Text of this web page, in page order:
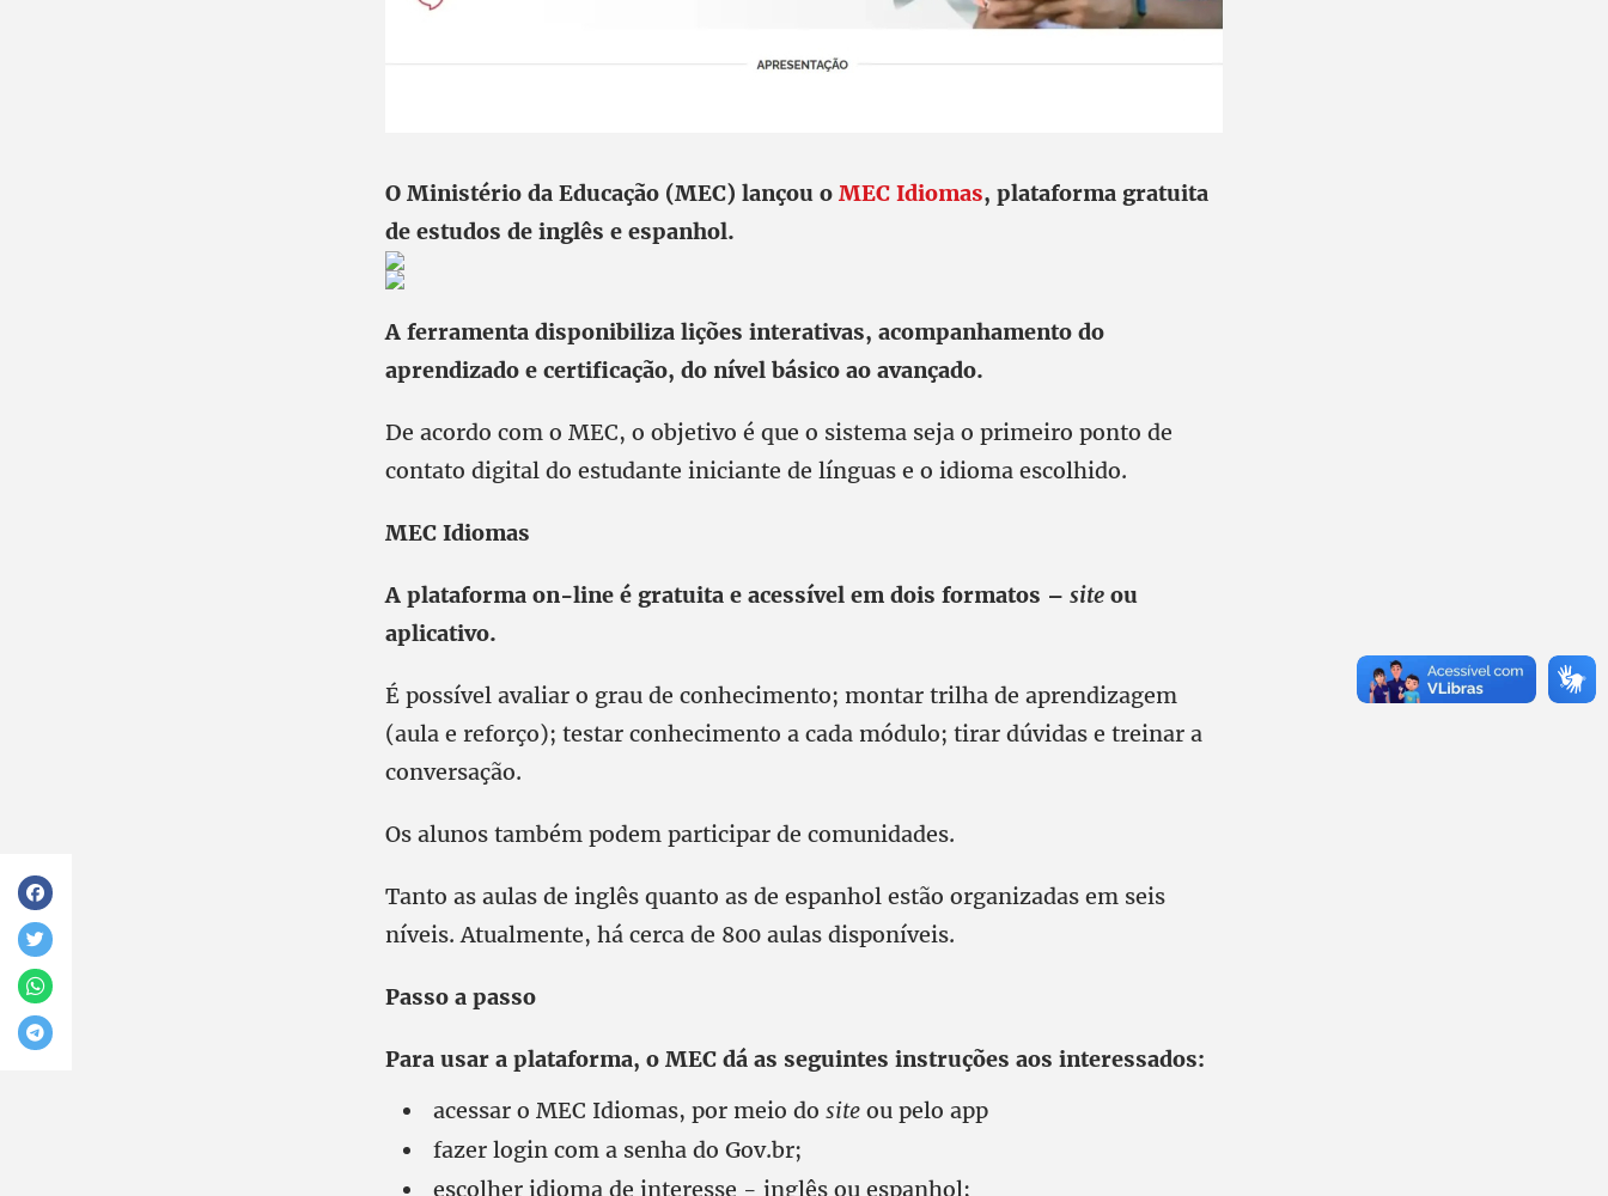
O Ministério da Educação (MEC) lançou o MEC Idiomas, plataforma gratuita
de estudos de inglês e espanhol.
A ferramenta disponibiliza lições interativas, acompanhamento do
aprendizado e certificação, do nível básico ao avançado.
De acordo com o MEC, o objetivo é que o sistema seja o primeiro ponto de
contato digital do estudante iniciante de línguas e o idioma escolhido.
MEC Idiomas
A plataforma on-line é gratuita e acessível em dois formatos – site ou
aplicativo.
É possível avaliar o grau de conhecimento; montar trilha de aprendizagem
(aula e reforço); testar conhecimento a cada módulo; tirar dúvidas e treinar a
conversação.
Os alunos também podem participar de comunidades.
Tanto as aulas de inglês quanto as de espanhol estão organizadas em seis
níveis. Atualmente, há cerca de 800 aulas disponíveis.
Passo a passo
Para usar a plataforma, o MEC dá as seguintes instruções aos interessados:
acessar o MEC Idiomas, por meio do site ou pelo app
fazer login com a senha do Gov.br;
escolher idioma de interesse - inglês ou espanhol;